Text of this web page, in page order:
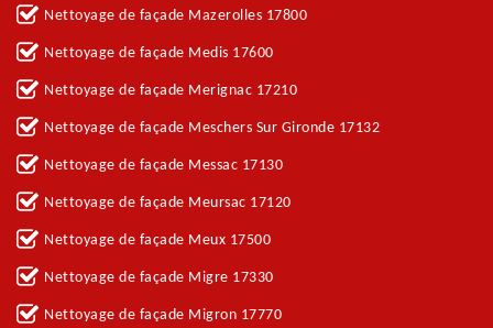
Nettoyage de façade Mazerolles 17800
Nettoyage de façade Medis 17600
Nettoyage de façade Merignac 17210
Nettoyage de façade Meschers Sur Gironde 17132
Nettoyage de façade Messac 17130
Nettoyage de façade Meursac 17120
Nettoyage de façade Meux 17500
Nettoyage de façade Migre 17330
Nettoyage de façade Migron 17770